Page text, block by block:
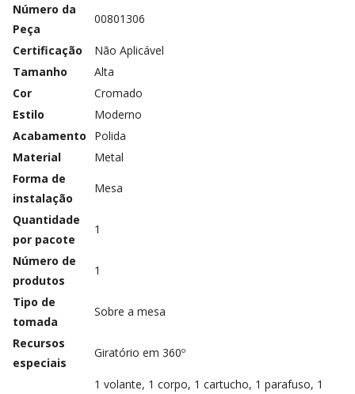
Número da
Peça
‎00801306
Certificação
‎Não Aplicável
Tamanho
‎Alta
Cor
‎Cromado
Estilo
‎Moderno
Acabamento
‎Polida
Material
‎Metal
Forma de
instalação
‎Mesa
Quantidade
por pacote
‎1
Número de
produtos
‎1
Tipo de
tomada
‎Sobre a mesa
Recursos
especiais
‎Giratório em 360º
‎1 volante, 1 corpo, 1 cartucho, 1 parafuso, 1